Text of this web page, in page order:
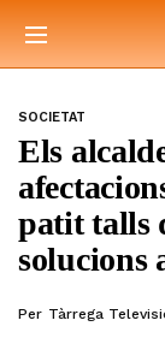
SOCIETAT
Els
patit talls
solucions
Per Tàrrega